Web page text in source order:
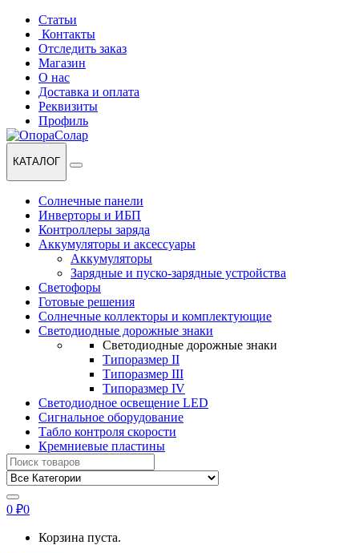
Перейти
навигации
Перейти
содержанию
Статьи
Контакты
Отследить заказ
Магазин
О нас
Доставка и оплата
Реквизиты
Профиль
КАТАЛОГ
Солнечные панели
Инверторы и ИБП
Контроллеры заряда
Аккумуляторы и аксессуары
Аккумуляторы
Зарядные и пуско-зарядные устройства
Светофоры
Готовые решения
Солнечные коллекторы и комплектующие
Светодиодные дорожные знаки
Светодиодные дорожные знаки
Типоразмер II
Типоразмер III
Типоразмер IV
Светодиодное освещение LED
Сигнальное оборудование
Табло контроля скорости
Кремниевые пластины
Найти:
0 ₽0
Корзина пуста.